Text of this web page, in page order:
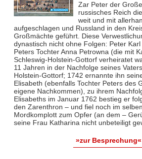
Zar Peter der
russisches Reich
weit und mit
aufgeschlagen und Russland in den
Großmächte geführt. Diese
dynastisch nicht ohne Folgen: Peter
Peters Tochter Anna Petrowna (die mit
Schleswig-Holstein-Gottorf verheiratet
11 Jahren in der Nachfolge seines
Holstein-Gottorf; 1742 ernannte ihn
Elisabeth (ebenfalls Tochter Peters des
eigene Nachkommen), zu ihrem
Elisabeths im Januar 1762 bestieg er
den Zarenthron – und fiel noch im
Mordkomplott zum Opfer (an dem –
seine Frau Katharina nicht unbeteiligt
»zur Besprechung«